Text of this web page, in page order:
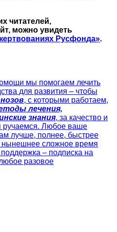
читателей,
можно увидеть
Русфонда».
мы помогаем лечить
для развития – чтобы
, с которыми работаем,
лечения,
знания, за качество и
ручаемся. Любое ваше
лучше, полнее, быстрее
нынешнее сложное время
– подписка на
разовое